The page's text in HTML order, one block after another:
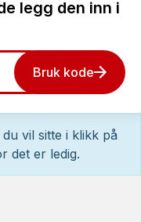
legg den inn i
Bruk kode
vil sitte i klikk på
det er ledig.